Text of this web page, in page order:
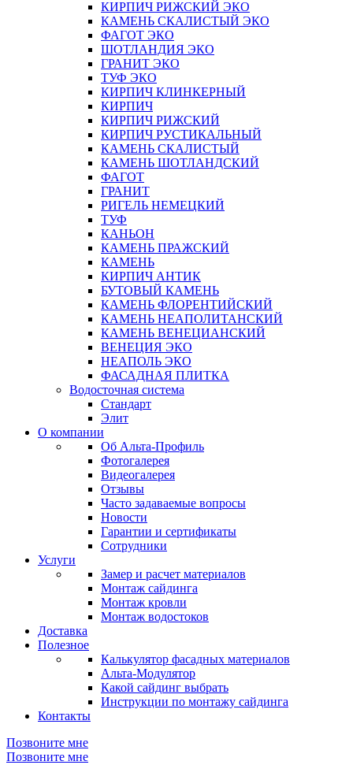
КИРПИЧ РИЖСКИЙ ЭКО
КАМЕНЬ СКАЛИСТЫЙ ЭКО
ФАГОТ ЭКО
ШОТЛАНДИЯ ЭКО
ГРАНИТ ЭКО
ТУФ ЭКО
КИРПИЧ КЛИНКЕРНЫЙ
КИРПИЧ
КИРПИЧ РИЖСКИЙ
КИРПИЧ РУСТИКАЛЬНЫЙ
КАМЕНЬ СКАЛИСТЫЙ
КАМЕНЬ ШОТЛАНДСКИЙ
ФАГОТ
ГРАНИТ
РИГЕЛЬ НЕМЕЦКИЙ
ТУФ
КАНЬОН
КАМЕНЬ ПРАЖСКИЙ
КАМЕНЬ
КИРПИЧ АНТИК
БУТОВЫЙ КАМЕНЬ
КАМЕНЬ ФЛОРЕНТИЙСКИЙ
КАМЕНЬ НЕАПОЛИТАНСКИЙ
КАМЕНЬ ВЕНЕЦИАНСКИЙ
ВЕНЕЦИЯ ЭКО
НЕАПОЛЬ ЭКО
ФАСАДНАЯ ПЛИТКА
Водосточная система
Стандарт
Элит
О компании
Об Альта-Профиль
Фотогалерея
Видеогалерея
Отзывы
Часто задаваемые вопросы
Новости
Гарантии и сертификаты
Сотрудники
Услуги
Замер и расчет материалов
Монтаж сайдинга
Монтаж кровли
Монтаж водостоков
Доставка
Полезное
Калькулятор фасадных материалов
Альта-Модулятор
Какой сайдинг выбрать
Инструкции по монтажу сайдинга
Контакты
Позвоните мне
Позвоните мне